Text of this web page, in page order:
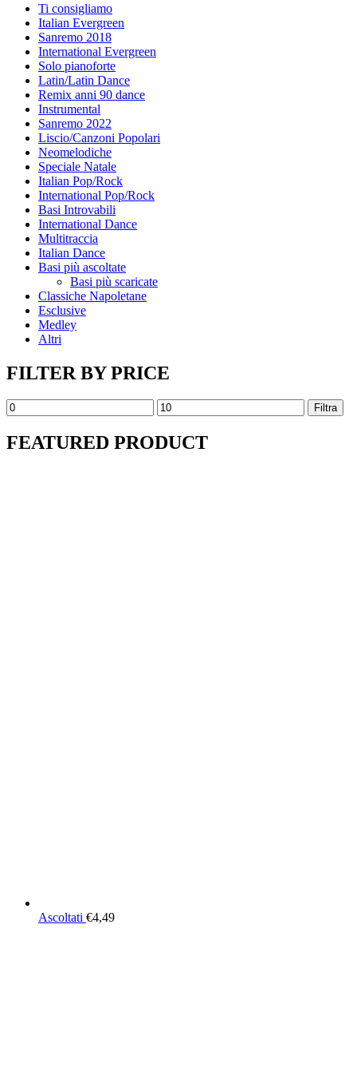
Ti consigliamo
Italian Evergreen
Sanremo 2018
International Evergreen
Solo pianoforte
Latin/Latin Dance
Remix anni 90 dance
Instrumental
Sanremo 2022
Liscio/Canzoni Popolari
Neomelodiche
Speciale Natale
Italian Pop/Rock
International Pop/Rock
Basi Introvabili
International Dance
Multitraccia
Italian Dance
Basi più ascoltate
Basi più scaricate
Classiche Napoletane
Esclusive
Medley
Altri
FILTER BY PRICE
Prezzo
Min
Prezzo
Max
Filtra
FEATURED PRODUCT
Ascoltati €4,49